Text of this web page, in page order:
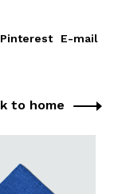
Pinterest E-mail
to home